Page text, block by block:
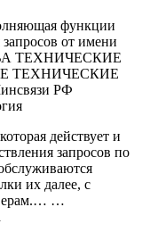
функции
от имени
ТЕХНИЧЕСКИЕ
ТЕХНИЧЕСКИЕ
РФ
действует и
запросов по
их далее, с
…